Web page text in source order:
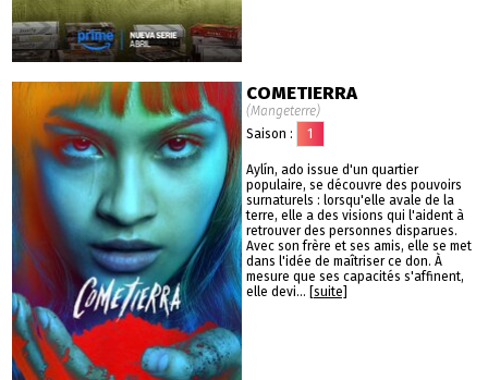
COMETIERRA
(Mangeterre)
Saison :
1
Aylín, ado issue d'un quartier
populaire, se découvre des pouvoirs
surnaturels : lorsqu'elle avale de la
terre, elle a des visions qui l'aident à
retrouver des personnes disparues.
Avec son frère et ses amis, elle se met
dans l'idée de maîtriser ce don. À
mesure que ses capacités s'affinent,
elle devi... [suite]